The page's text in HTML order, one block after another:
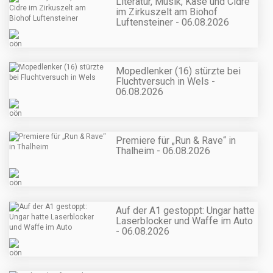
im Zirkuszelt am Biohof
Luftensteiner - 06.08.2026
Mopedlenker (16) stürzte bei
Fluchtversuch in Wels -
06.08.2026
Premiere für „Run & Rave“ in
Thalheim - 06.08.2026
Auf der A1 gestoppt: Ungar hatte
Laserblocker und Waffe im Auto
- 06.08.2026